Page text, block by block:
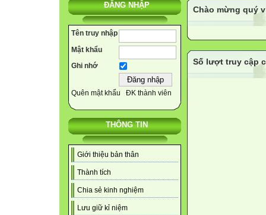
ĐĂNG NHẬP
Tên truy nhập
Mật khẩu
Ghi nhớ
Quên mật khẩu ĐK thành viên
THÔNG TIN
Giới thiệu bản thân
Thành tích
Chia sẻ kinh nghiệm
Lưu giữ kỉ niệm
Chào mừng quý
Số lượt truy cập